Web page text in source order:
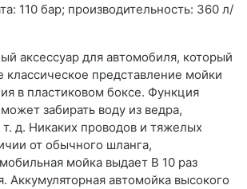
110 бар; производительность: 360 л/
аксессуар для автомобиля, который
классическое представление мойки
в пластиковом боксе. Функция
забирать воду из ведра,
д. Никаких проводов и тяжелых
от обычного шланга,
мойка выдает В 10 раз
Аккумуляторная автомойка высокого